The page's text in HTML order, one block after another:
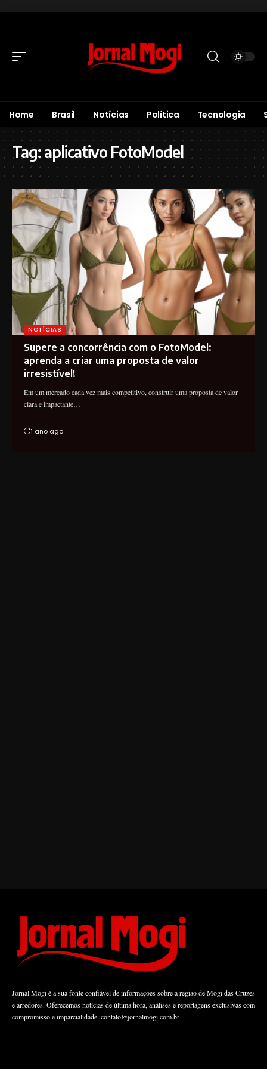
Home Brasil Notícias Política Tecnologia
Tag:aplicativo FotoModel
NOTÍCIAS
Supere a concorrência com o FotoModel:
aprenda a criar uma proposta de valor
irresistível!
Em um mercado cada vez mais competitivo, construir uma proposta de valor
clara e impactante…
1 ano ago
Jornal Mogi é a sua fonte confiável de informações sobre a região de Mogi das Cruzes
e arredores. Oferecemos notícias de última hora, análises e reportagens exclusivas com
compromisso e imparcialidade. contato@jornalmogi.com.br